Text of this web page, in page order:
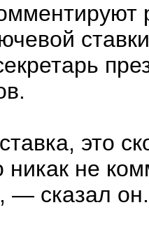
это
не
— сказал он.